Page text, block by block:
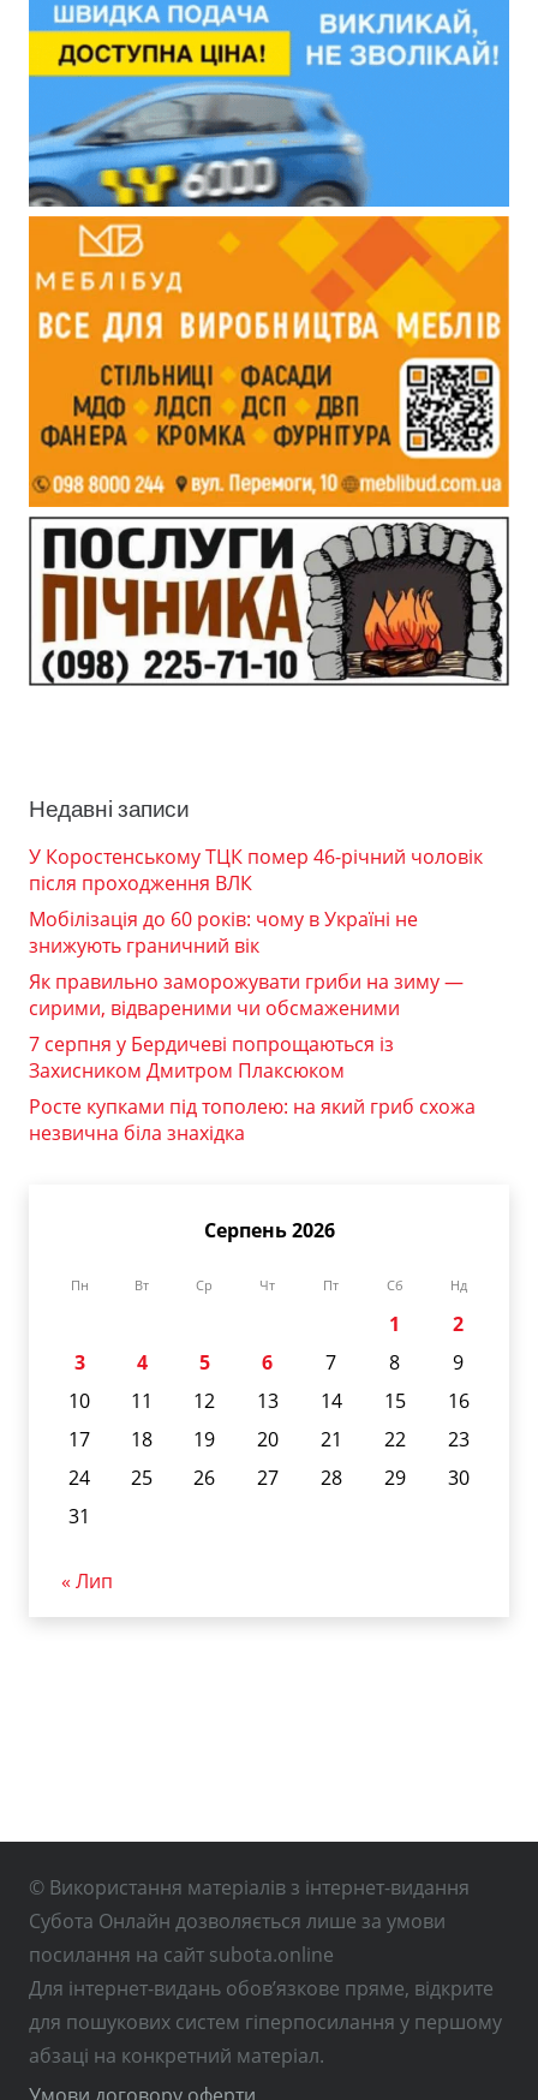
Недавні записи
У Коростенському ТЦК помер 46-річний чоловік
після проходження ВЛК
Мобілізація до 60 років: чому в Україні не
знижують граничний вік
Як правильно заморожувати гриби на зиму —
сирими, відвареними чи обсмаженими
7 серпня у Бердичеві попрощаються із
Захисником Дмитром Плаксюком
Росте купками під тополею: на який гриб схожа
незвична біла знахідка
Серпень 2026
Пн Вт Ср Чт Пт Сб Нд
1
2
3
4 5 6 7 8
9
10
11 12 13 14 15
16
17
18 19 20 21 22
23
24
25 26 27 28 29
30
31
« Лип
© Використання матеріалів з інтернет-видання
Субота Онлайн дозволяється лише за умови
посилання на сайт subota.online
Для інтернет-видань обов’язкове пряме, відкрите
для пошукових систем гіперпосилання у першому
абзаці на конкретний матеріал.